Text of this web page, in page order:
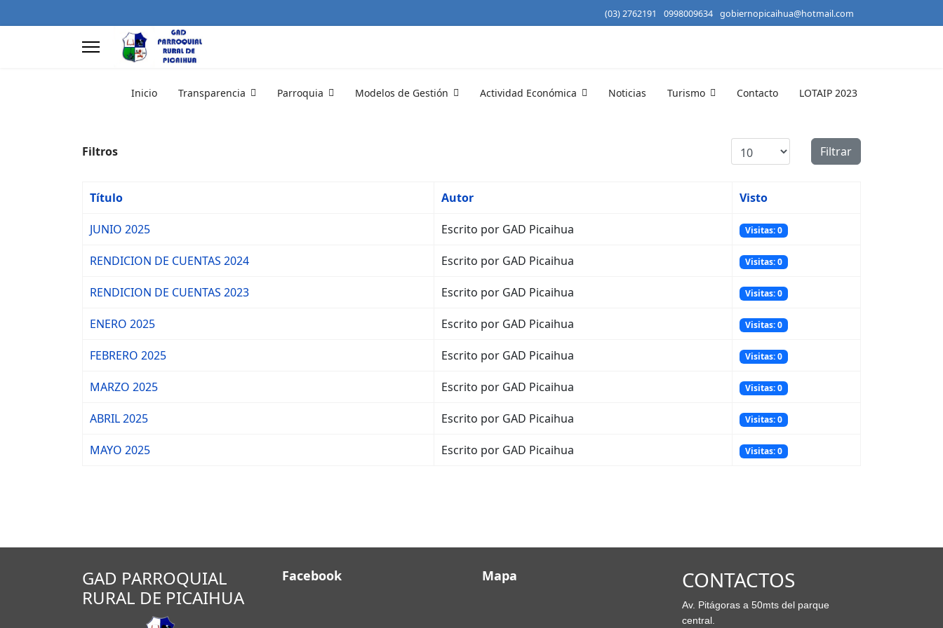
(03) 2762191 0998009634 gobiernopicaihua@hotmail.com
Inicio Transparencia Parroquia Modelos de Gestión Actividad Económica Noticias Turismo Contacto LOTAIP 2023
Filtros Cantidad a mostrarFiltrar
Título Autor Visto
JUNIO 2025 Escrito por GAD Picaihua Visitas: 0
RENDICION DE CUENTAS 2024 Escrito por GAD Picaihua Visitas: 0
RENDICION DE CUENTAS 2023 Escrito por GAD Picaihua Visitas: 0
ENERO 2025 Escrito por GAD Picaihua Visitas: 0
FEBRERO 2025 Escrito por GAD Picaihua Visitas: 0
MARZO 2025 Escrito por GAD Picaihua Visitas: 0
ABRIL 2025 Escrito por GAD Picaihua Visitas: 0
MAYO 2025 Escrito por GAD Picaihua Visitas: 0
GAD PARROQUIAL
RURAL DE PICAIHUA
Facebook Mapa CONTACTOS
Av. Pitágoras a 50mts del parque
central.